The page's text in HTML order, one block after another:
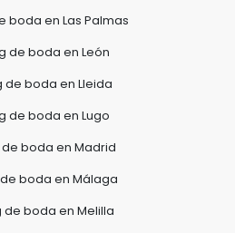
boda en Las Palmas
de boda en León
de boda en Lleida
de boda en Lugo
boda en Madrid
boda en Málaga
de boda en Melilla